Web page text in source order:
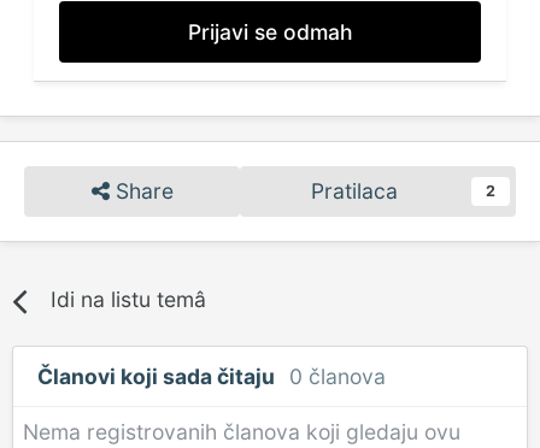
Prijavi se odmah
Share Pratilaca 2
Idi na listu temâ
Članovi koji sada čitaju 0 članova
Nema registrovanih članova koji gledaju ovu